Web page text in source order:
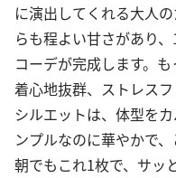
に演出してくれる大人
らも程よい甘さがあり
コーデが完成します。
着心地抜群、ストレス
シルエットは、体型を
ンプルなのに華やかで
朝でもこれ1枚で、サッ